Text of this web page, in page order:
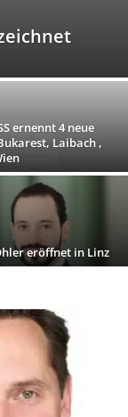
ernennt 4 neue
Laibach ,
eröffnet in Linz